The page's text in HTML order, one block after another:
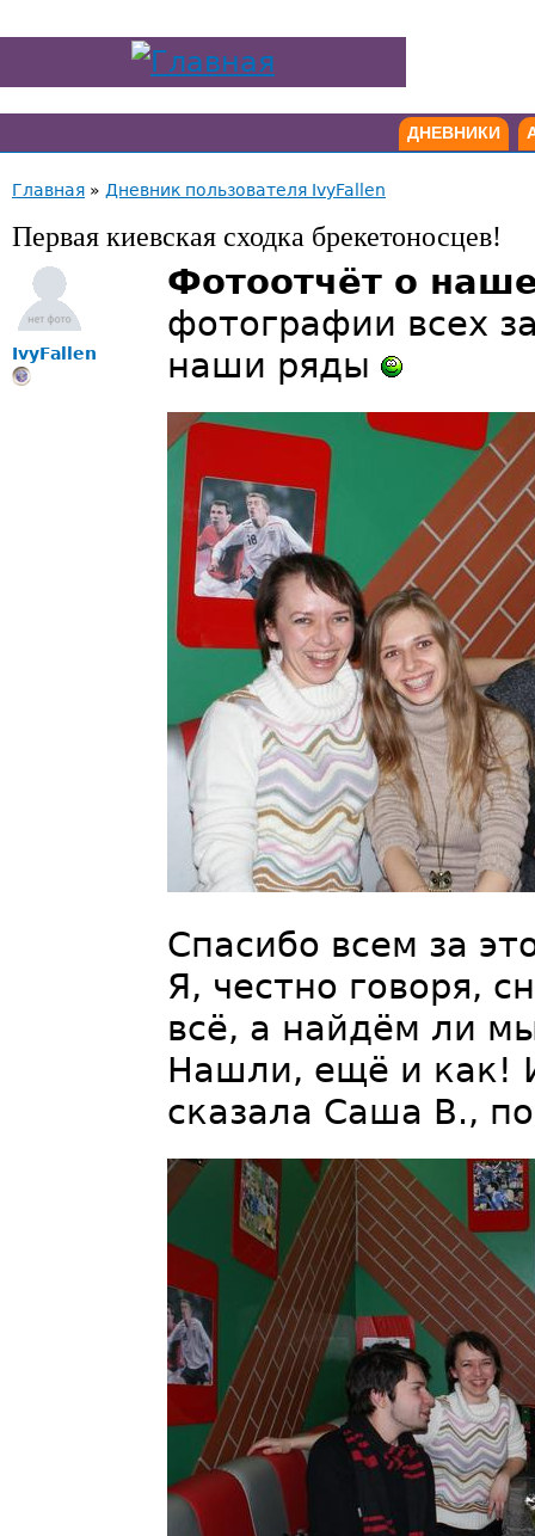
ДНЕВНИКИ
Главная » Дневник пользователя IvyFallen
Первая киевская сходка брекетоносцев!
IvyFallen
Фотоотчёт о
фотографии всех
наши ряды
Спасибо всем за
Я, честно говоря,
всё, а найдём ли
Нашли, ещё и как!
сказала Саша В.,